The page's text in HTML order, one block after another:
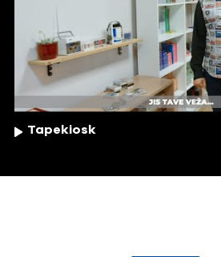
Tapekiosk